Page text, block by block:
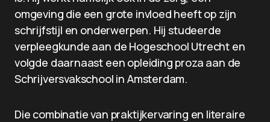
omgeving die een grote invloed heeft op zijn
schrijfstijl en onderwerpen. Hij studeerde
verpleegkunde aan de Hogeschool Utrecht en
volgde daarnaast een opleiding proza aan de
Schrijversvakschool in Amsterdam.
Die combinatie van praktijkervaring en literaire